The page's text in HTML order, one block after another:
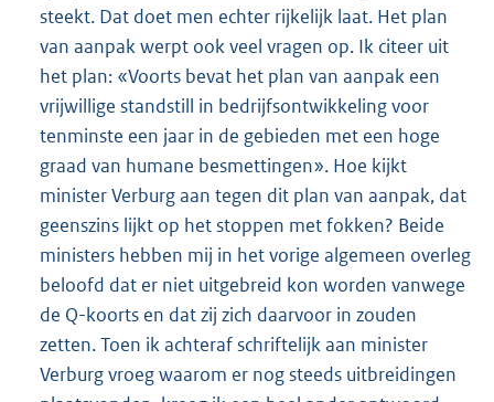
steekt. Dat doet men echter rijkelijk laat. Het plan
van aanpak werpt ook veel vragen op. Ik citeer uit
het plan: «Voorts bevat het plan van aanpak een
vrijwillige standstill in bedrijfsontwikkeling voor
tenminste een jaar in de gebieden met een hoge
graad van humane besmettingen». Hoe kijkt
minister Verburg aan tegen dit plan van aanpak, dat
geenszins lijkt op het stoppen met fokken? Beide
ministers hebben mij in het vorige algemeen overleg
beloofd dat er niet uitgebreid kon worden vanwege
de Q-koorts en dat zij zich daarvoor in zouden
zetten. Toen ik achteraf schriftelijk aan minister
Verburg vroeg waarom er nog steeds uitbreidingen